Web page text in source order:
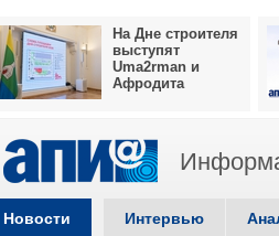
На Дне строителя
выступят
Uma2rman и
Афродита
Новости Интервью